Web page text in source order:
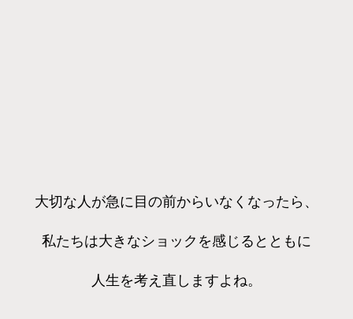
大切な人が急に目の前からいなくなったら、
私たちは大きなショックを感じるとともに
人生を考え直しますよね。